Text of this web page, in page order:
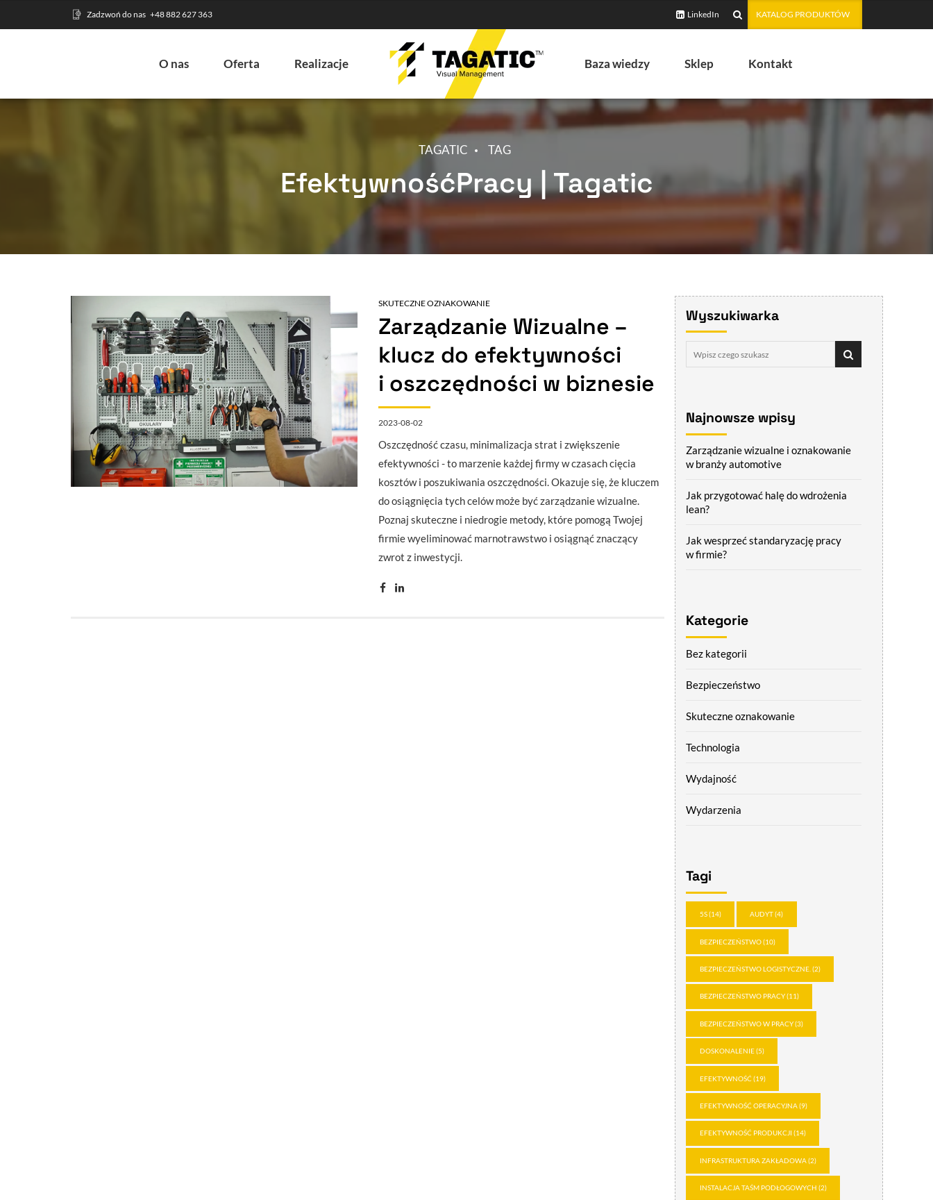
Zadzwoń do nas +48 882 627 363 LinkedIn KATALOG PRODUKTÓW
O nas Oferta Realizacje Baza wiedzy Sklep Kontakt
TAGATIC TAG
EfektywnośćPracy | Tagatic
SKUTECZNE OZNAKOWANIE
Zarządzanie Wizualne –
klucz do efektywności
i oszczędności w biznesie
2023-08-02
Oszczędność czasu, minimalizacja strat i zwiększenie
efektywności - to marzenie każdej firmy w czasach cięcia
kosztów i poszukiwania oszczędności. Okazuje się, że kluczem
do osiągnięcia tych celów może być zarządzanie wizualne.
Poznaj skuteczne i niedrogie metody, które pomogą Twojej
firmie wyeliminować marnotrawstwo i osiągnąć znaczący
zwrot z inwestycji.
Wyszukiwarka
Najnowsze wpisy
Zarządzanie wizualne i oznakowanie
w branży automotive
Jak przygotować halę do wdrożenia
lean?
Jak wesprzeć standaryzację pracy
w firmie?
Kategorie
Bez kategorii
Bezpieczeństwo
Skuteczne oznakowanie
Technologia
Wydajność
Wydarzenia
Tagi
5S(14) AUDYT(4)
BEZPIECZEŃSTWO(10)
BEZPIECZEŃSTWO LOGISTYCZNE. (2)
BEZPIECZEŃSTWO PRACY(11)
BEZPIECZEŃSTWO W PRACY(3)
DOSKONALENIE(5)
EFEKTYWNOŚĆ(19)
EFEKTYWNOŚĆ OPERACYJNA(9)
EFEKTYWNOŚĆ PRODUKCJI (14)
INFRASTRUKTURA ZAKŁADOWA(2)
INSTALACJA TAŚM PODŁOGOWYCH (2)